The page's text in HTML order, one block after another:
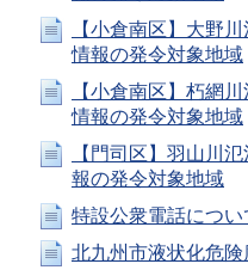
【小倉南区】大野
情報の発令対象地域
【小倉南区】朽網
情報の発令対象地域
【門司区】羽山川
報の発令対象地域
特設公衆電話につい
北九州市液状化危険